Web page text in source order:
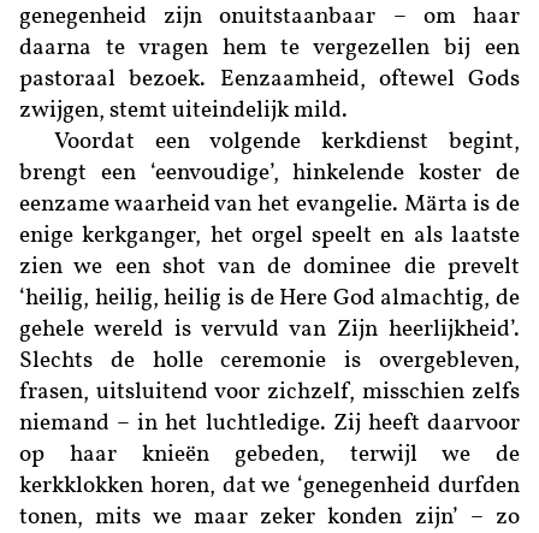
genegenheid zijn onuitstaanbaar – om haar
daarna te vragen hem te vergezellen bij een
pastoraal bezoek. Eenzaamheid, oftewel Gods
zwijgen, stemt uiteindelijk mild.
Voordat een volgende kerkdienst begint,
brengt een ‘eenvoudige’, hinkelende koster de
eenzame waarheid van het evangelie. Märta is de
enige kerkganger, het orgel speelt en als laatste
zien we een shot van de dominee die prevelt
‘heilig, heilig, heilig is de Here God almachtig, de
gehele wereld is vervuld van Zijn heerlijkheid’.
Slechts de holle ceremonie is overgebleven,
frasen, uitsluitend voor zichzelf, misschien zelfs
niemand – in het luchtledige. Zij heeft daarvoor
op haar knieën gebeden, terwijl we de
kerkklokken horen, dat we ‘genegenheid durfden
tonen, mits we maar zeker konden zijn’ – zo